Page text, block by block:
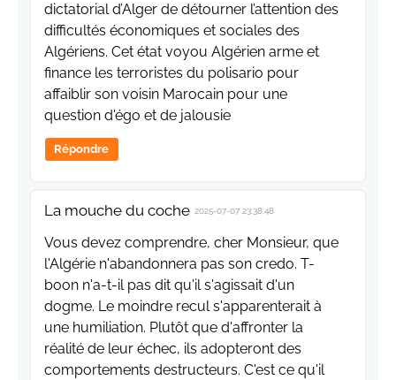
dictatorial d’Alger de détourner l’attention des
difficultés économiques et sociales des
Algériens. Cet état voyou Algérien arme et
finance les terroristes du polisario pour
affaiblir son voisin Marocain pour une
question d'égo et de jalousie
Répondre
La mouche du coche 2025-07-07 23:38:48
Vous devez comprendre, cher Monsieur, que
l'Algérie n'abandonnera pas son credo. T-
boon n'a-t-il pas dit qu'il s'agissait d'un
dogme. Le moindre recul s'apparenterait à
une humiliation. Plutôt que d'affronter la
réalité de leur échec, ils adopteront des
comportements destructeurs. C'est ce qu'il